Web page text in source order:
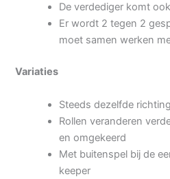
De verdediger komt
Er wordt 2 tegen 2
moet samen werken
Variaties
Steeds dezelfde
Rollen veranderen
en omgekeerd
Met buitenspel bij de
keeper